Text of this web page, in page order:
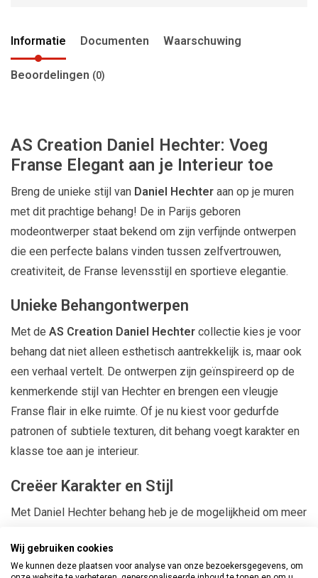
Informatie Documenten Waarschuwing
Beoordelingen (0)
AS Creation Daniel Hechter: Voeg
Franse Elegant aan je Interieur toe
Breng de unieke stijl van Daniel Hechter aan op je muren
met dit prachtige behang! De in Parijs geboren
modeontwerper staat bekend om zijn verfijnde ontwerpen
die een perfecte balans vinden tussen zelfvertrouwen,
creativiteit, de Franse levensstijl en sportieve elegantie.
Unieke Behangontwerpen
Met de AS Creation Daniel Hechter collectie kies je voor
behang dat niet alleen esthetisch aantrekkelijk is, maar ook
een verhaal vertelt. De ontwerpen zijn geïnspireerd op de
kenmerkende stijl van Hechter en brengen een vleugje
Franse flair in elke ruimte. Of je nu kiest voor gedurfde
patronen of subtiele texturen, dit behang voegt karakter en
klasse toe aan je interieur.
Creëer Karakter en Stijl
Met Daniel Hechter behang heb je de mogelijkheid om meer
behang is perfect voor het creëren van een statementwand
of het transformeren van een hele kamer in een stijlvolle en
Wij gebruiken cookies
We kunnen deze plaatsen voor analyse van onze bezoekersgegevens, om